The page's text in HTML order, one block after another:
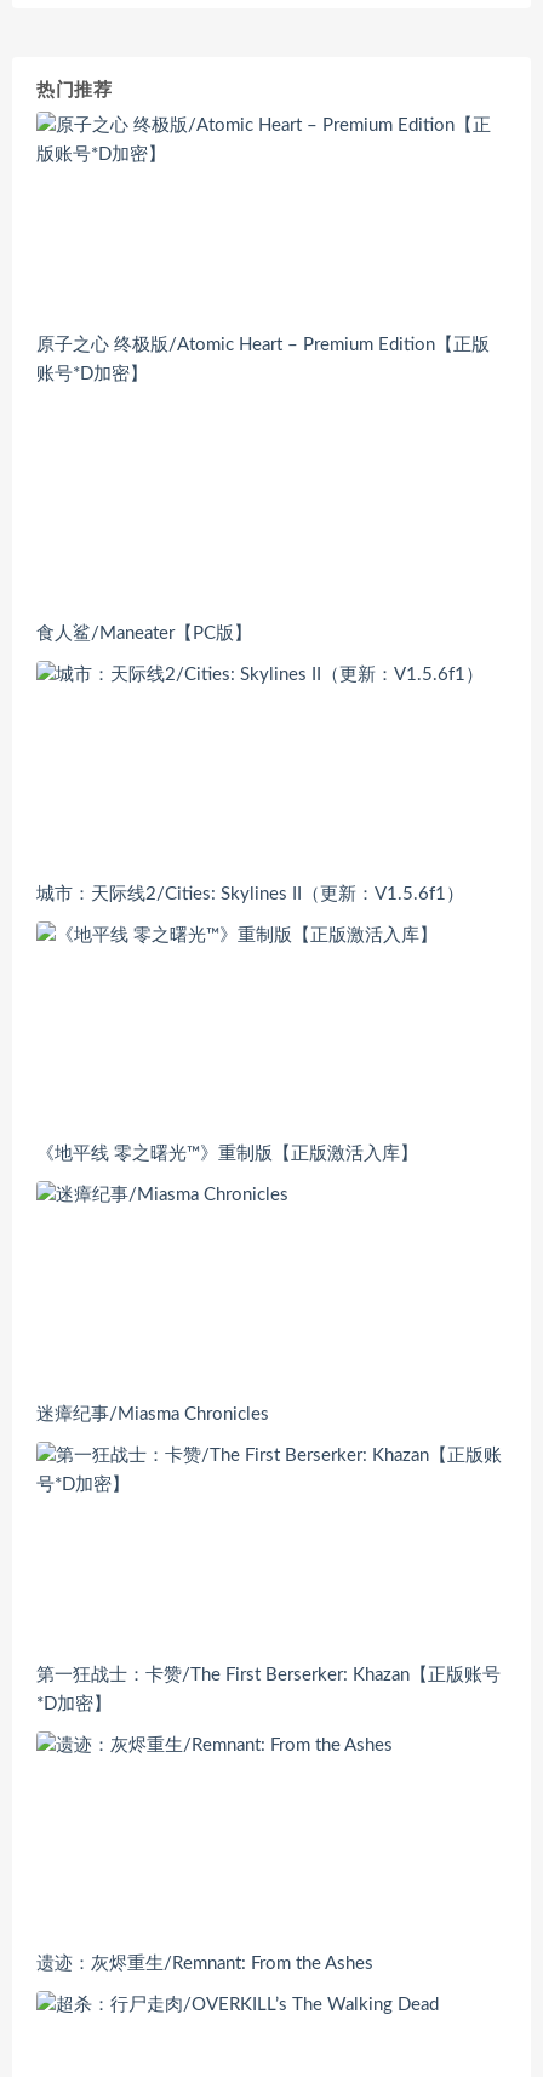
热门推荐
原子之心 终极版/Atomic Heart – Premium Edition【正版
账号*D加密】
食人鲨/Maneater【PC版】
城市：天际线2/Cities: Skylines II（更新：V1.5.6f1）
《地平线 零之曙光™》重制版【正版激活入库】
迷瘴纪事/Miasma Chronicles
第一狂战士：卡赞/The First Berserker: Khazan【正版账号
*D加密】
遗迹：灰烬重生/Remnant: From the Ashes